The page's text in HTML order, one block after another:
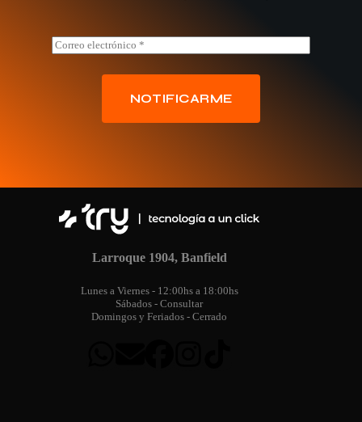
m
a
l
E
m
NOTIFICARME
Larroque 1904, Banfield
Lunes a Viernes - 12:00hs a 18:00hs
Sábados - Consultar
Domingos y Feriados - Cerrado